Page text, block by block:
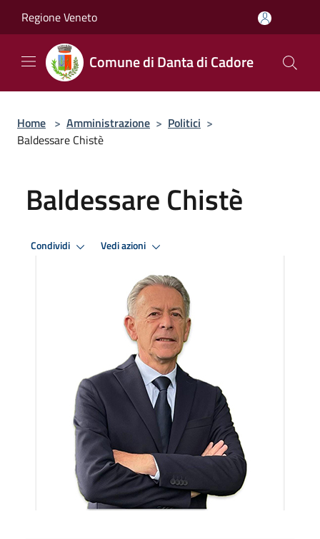
Regione Veneto
Comune di Danta di Cadore
Home > Amministrazione > Politici >
Baldessare Chistè
Baldessare Chistè
Condividi Vedi azioni